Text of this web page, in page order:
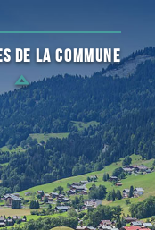
DE LA COMMUNE